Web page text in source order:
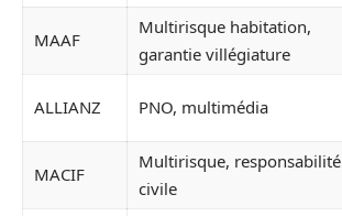
MAAF
Multirisque habitation,
garantie villégiature
ALLIANZ PNO, multimédia
MACIF
Multirisque, responsabilité
civile